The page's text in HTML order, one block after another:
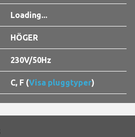
Loading...
HÖGER
230V/50Hz
C, F (Visa pluggtyper)